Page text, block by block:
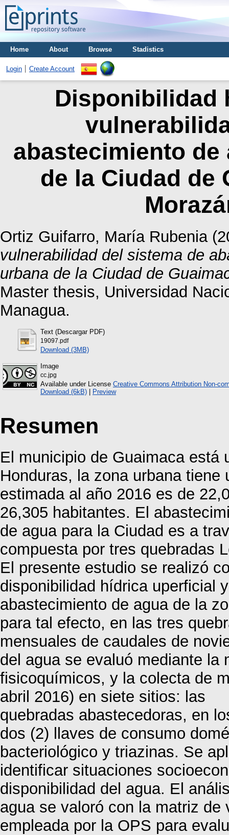
Home About Browse Stadistics
Login Create Account
Disponibilidad
abastecimiento de
de la Ciudad de
Ortiz Guifarro, María Rubenia
vulnerabilidad del sistema de
urbana de la Ciudad de
Master thesis, Universidad
Managua.
Text (Descargar PDF)
19097.pdf
Download (3MB)
Image
cc.jpg
Available under License Creative Commons Attribution Non-
Download (6kB) | Preview
Resumen
El municipio de Guaimaca está
Honduras, la zona urbana
estimada al año 2016 es de
26,305 habitantes. El
de agua para la Ciudad es a
compuesta por tres quebradas
El presente estudio se realizó
disponibilidad hídrica uperficial
abastecimiento de agua de la
para tal efecto, en las tres
mensuales de caudales de
del agua se evaluó mediante la
fisicoquímicos, y la colecta de
abril 2016) en siete sitios: las
quebradas abastecedoras, en
dos (2) llaves de consumo
bacteriológico y triazinas. Se
identificar situaciones
disponibilidad del agua. El
agua se valoró con la matriz de
empleada por la OPS para